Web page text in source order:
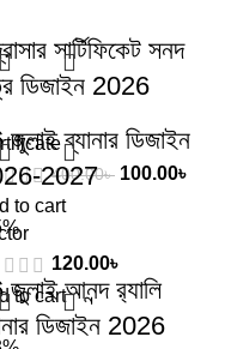
সার্টিফিকেট সনদ
ডিজাইন 2026
400.00৳ 100.00৳
to cart
ব্যানার ডিজাইন
2027
120.00৳
to cartআনন্দ র‌্যালি
ডিজাইন 2026